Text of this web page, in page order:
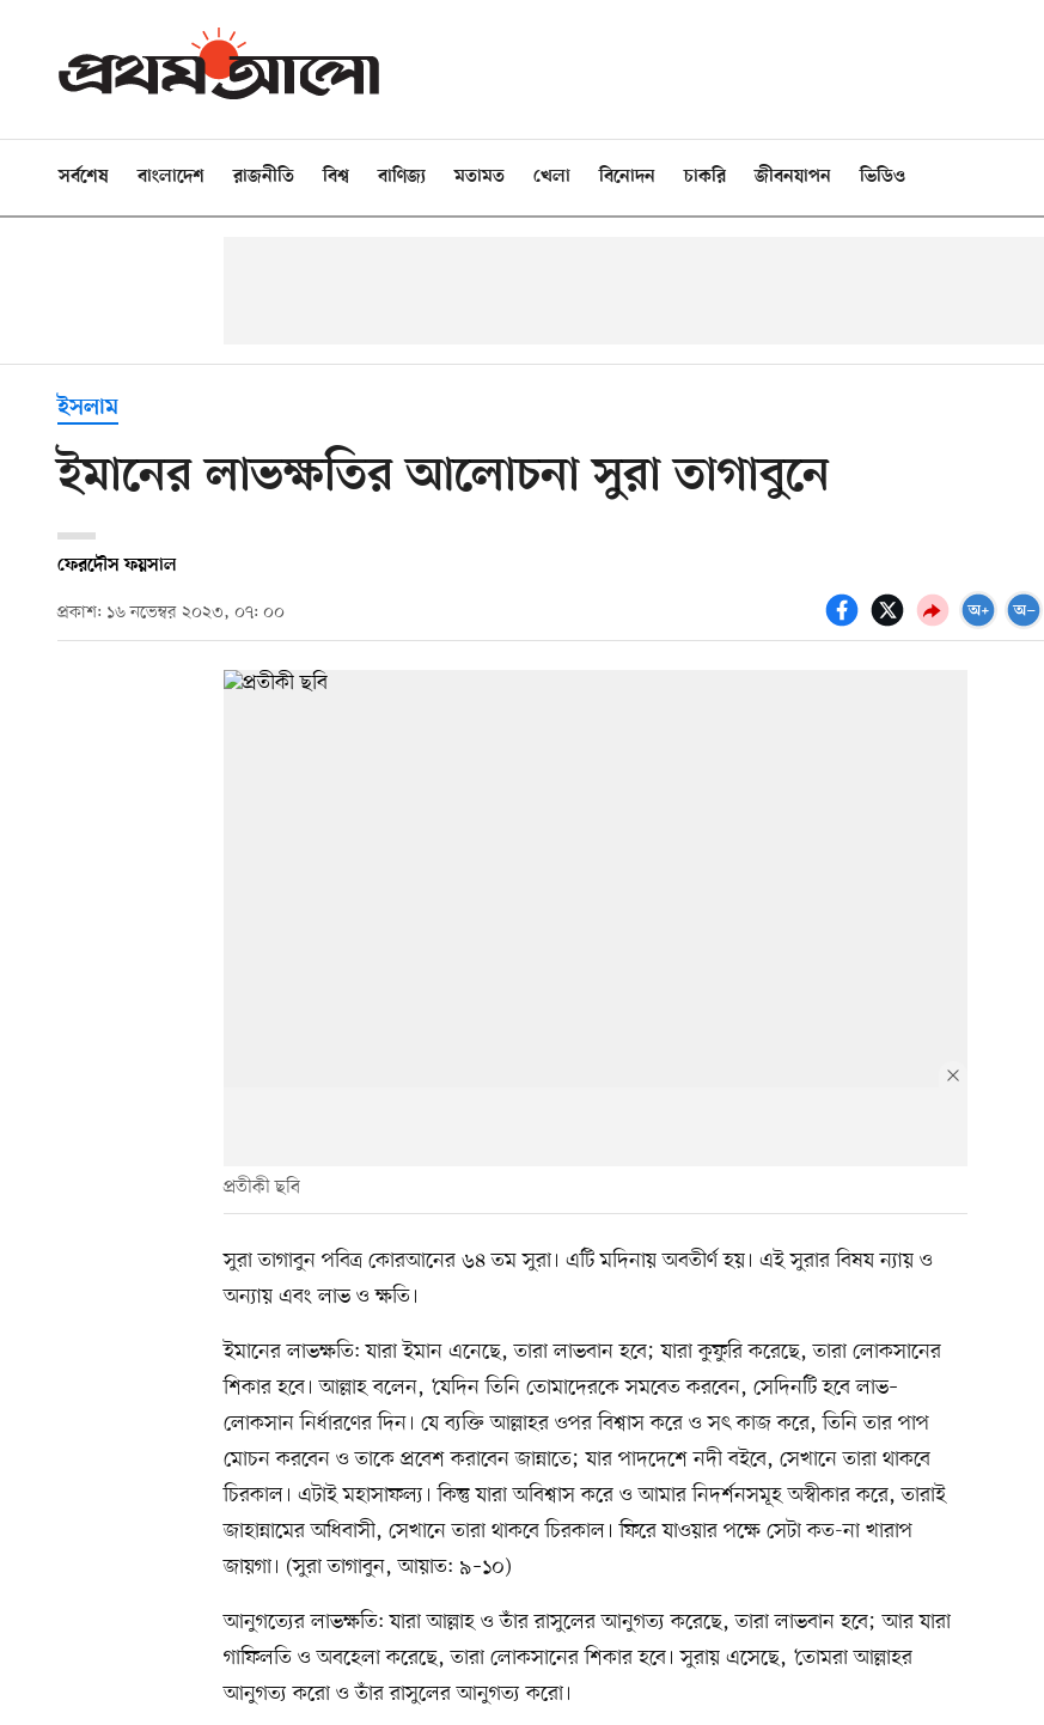
সর্বশেষ বাংলাদেশ রাজনীতি বিশ্ব বাণিজ্য মতামত খেলা বিনোদন চাকরি জীবনযাপন ভিডিও
ইসলাম
ইমানের লাভক্ষতির আলোচনা সুরা তাগাবুনে
ফেরদৌস ফয়সাল
প্রকাশ: ১৬ নভেম্বর ২০২৩, ০৭: ০০
প্রতীকী ছবি
সুরা তাগাবুন পবিত্র কোরআনের ৬৪ তম সুরা। এটি মদিনায় অবতীর্ণ হয়। এই সুরার বিষয ন্যায় ও
অন্যায় এবং লাভ ও ক্ষতি।
ইমানের লাভক্ষতি: যারা ইমান এনেছে, তারা লাভবান হবে; যারা কুফুরি করেছে, তারা লোকসানের
শিকার হবে। আল্লাহ বলেন, ‘যেদিন তিনি তোমাদেরকে সমবেত করবেন, সেদিনটি হবে লাভ–
লোকসান নির্ধারণের দিন। যে ব্যক্তি আল্লাহর ওপর বিশ্বাস করে ও সৎ কাজ করে, তিনি তার পাপ
মোচন করবেন ও তাকে প্রবেশ করাবেন জান্নাতে; যার পাদদেশে নদী বইবে, সেখানে তারা থাকবে
চিরকাল। এটাই মহাসাফল্য। কিন্তু যারা অবিশ্বাস করে ও আমার নিদর্শনসমূহ অস্বীকার করে, তারাই
জাহান্নামের অধিবাসী, সেখানে তারা থাকবে চিরকাল। ফিরে যাওয়ার পক্ষে সেটা কত-না খারাপ
জায়গা। (সুরা তাগাবুন, আয়াত: ৯–১০)
আনুগত্যের লাভক্ষতি: যারা আল্লাহ ও তাঁর রাসুলের আনুগত্য করেছে, তারা লাভবান হবে; আর যারা
গাফিলতি ও অবহেলা করেছে, তারা লোকসানের শিকার হবে। সুরায় এসেছে, ‘তোমরা আল্লাহর
আনুগত্য করো ও তাঁর রাসুলের আনুগত্য করো।